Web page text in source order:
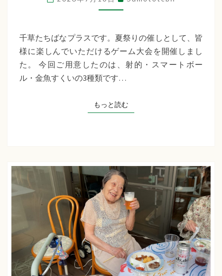
ー
大
会）
千
草
ち
ス
千草たちばなプラスです。夏祭りの催しとして、皆
様に楽しんでいただけるゲーム大会を開催しまし
た。 今回ご用意したのは、射的・スマートボー
ル・金魚すくいの3種類です…
もっと読むもっと読む